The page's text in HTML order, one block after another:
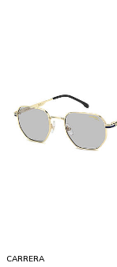
CARRERA